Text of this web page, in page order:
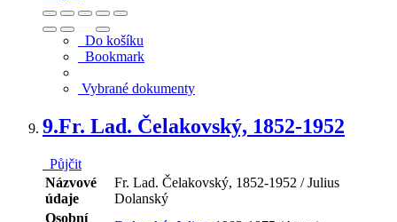
Do košíku
Bookmark
Vybrané dokumenty
9.Fr. Lad. Čelakovský, 1852-1952
Půjčit
Názvové
údaje
Fr. Lad. Čelakovský, 1852-1952 / Julius
Dolanský
Osobní